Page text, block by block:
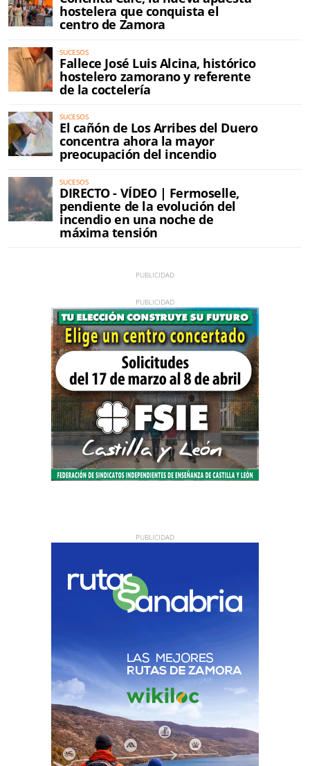
hostelera que conquista el
centro de Zamora
SUCESOS
Fallece José Luis Alcina, histórico
hostelero zamorano y referente
de la coctelería
SUCESOS
El cañón de Los Arribes del Duero
concentra ahora la mayor
preocupación del incendio
SUCESOS
DIRECTO - VÍDEO | Fermoselle,
pendiente de la evolución del
incendio en una noche de
máxima tensión